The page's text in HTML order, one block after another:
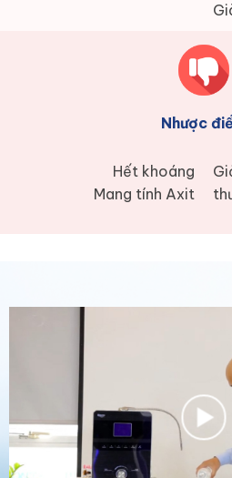
Hết khoáng
Mang tính Axit
Nhược